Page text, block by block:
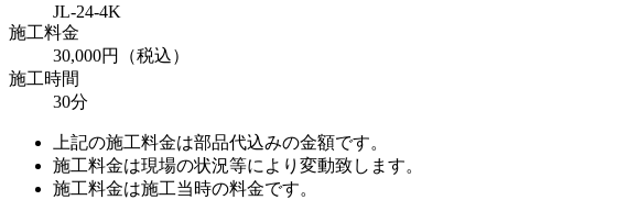
JL-24-4K
施工料金
30,000円（税込）
施工時間
30分
上記の施工料金は部品代込みの金額です。
施工料金は現場の状況等により変動致します。
施工料金は施工当時の料金です。